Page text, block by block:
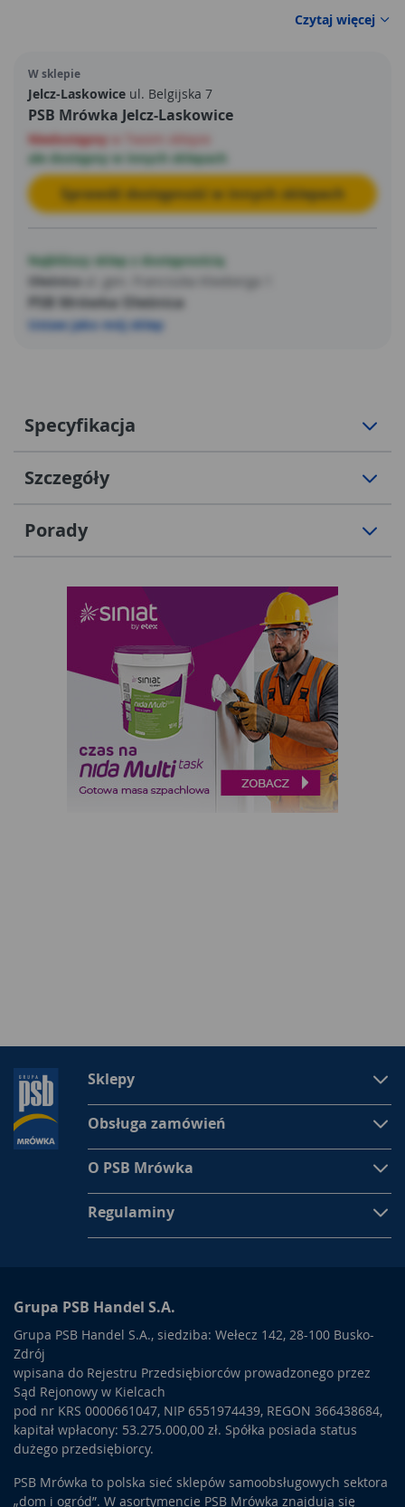
Czytaj więcej
W sklepie
Jelcz-Laskowice ul. Belgijska 7
PSB Mrówka Jelcz-Laskowice
Niedostępny
ale dostępny w innych sklepach
Sprawdź dostępność w innych sklepach
Najbliższy sklep z dostępnością
Oleśnica
PSB Mrówka Oleśnica
Ustaw jako mój sklep
Specyfikacja
Szczegóły
Porady
Sklepy
Obsługa zamówień
O PSB Mrówka
Regulaminy
Grupa PSB Handel S.A.
Grupa PSB Handel S.A., siedziba: Wełecz 142, 28-100 Busko-
Zdrój
wpisana do Rejestru Przedsiębiorców prowadzonego przez
Sąd Rejonowy w Kielcach
pod nr KRS 0000661047, NIP 6551974439, REGON 366438684,
kapitał wpłacony: 53.275.000,00 zł. Spółka posiada status
dużego przedsiębiorcy.
PSB Mrówka to polska sieć sklepów samoobsługowych sektora
„dom i ogród”. W asortymencie PSB Mrówka znajdują się